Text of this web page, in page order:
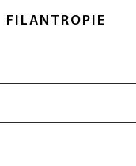
FILANTROPIE